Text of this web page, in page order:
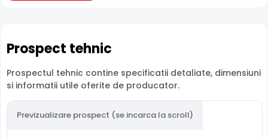
24 luni
Prospect tehnic
Prospectul tehnic contine specificatii detaliate, dimensiuni
si informatii utile oferite de producator.
Previzualizare prospect (se incarca la scroll)